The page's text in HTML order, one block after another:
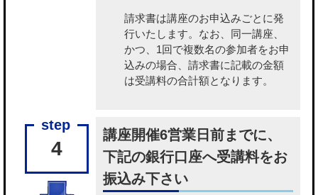
請求書は講座のお申込みごとに発
行いたします。なお、同一講座、
かつ、1回で複数名の参加者をお申
込みの場合、請求書に記載の金額
は受講料の合計額となります。
4
講座開催6営業日前までに、
下記の銀行口座へ受講料をお
振込み下さい